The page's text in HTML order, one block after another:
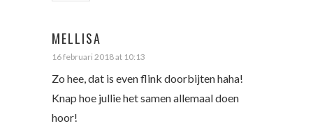
MELLISA
16 februari 2018 at 10:13
Zo hee, dat is even flink doorbijten haha!
Knap hoe jullie het samen allemaal doen
hoor!